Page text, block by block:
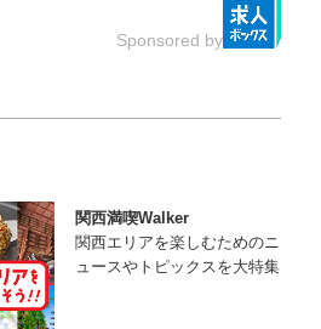
Sponsored by
関西満喫Walker
関西エリアを楽しむためのニ
ュースやトピックスを大特集